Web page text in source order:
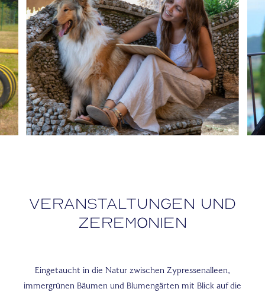
Veranstaltungen und
Zeremonien
Eingetaucht in die Natur zwischen Zypressenalleen,
immergrünen Bäumen und Blumengärten mit Blick auf die